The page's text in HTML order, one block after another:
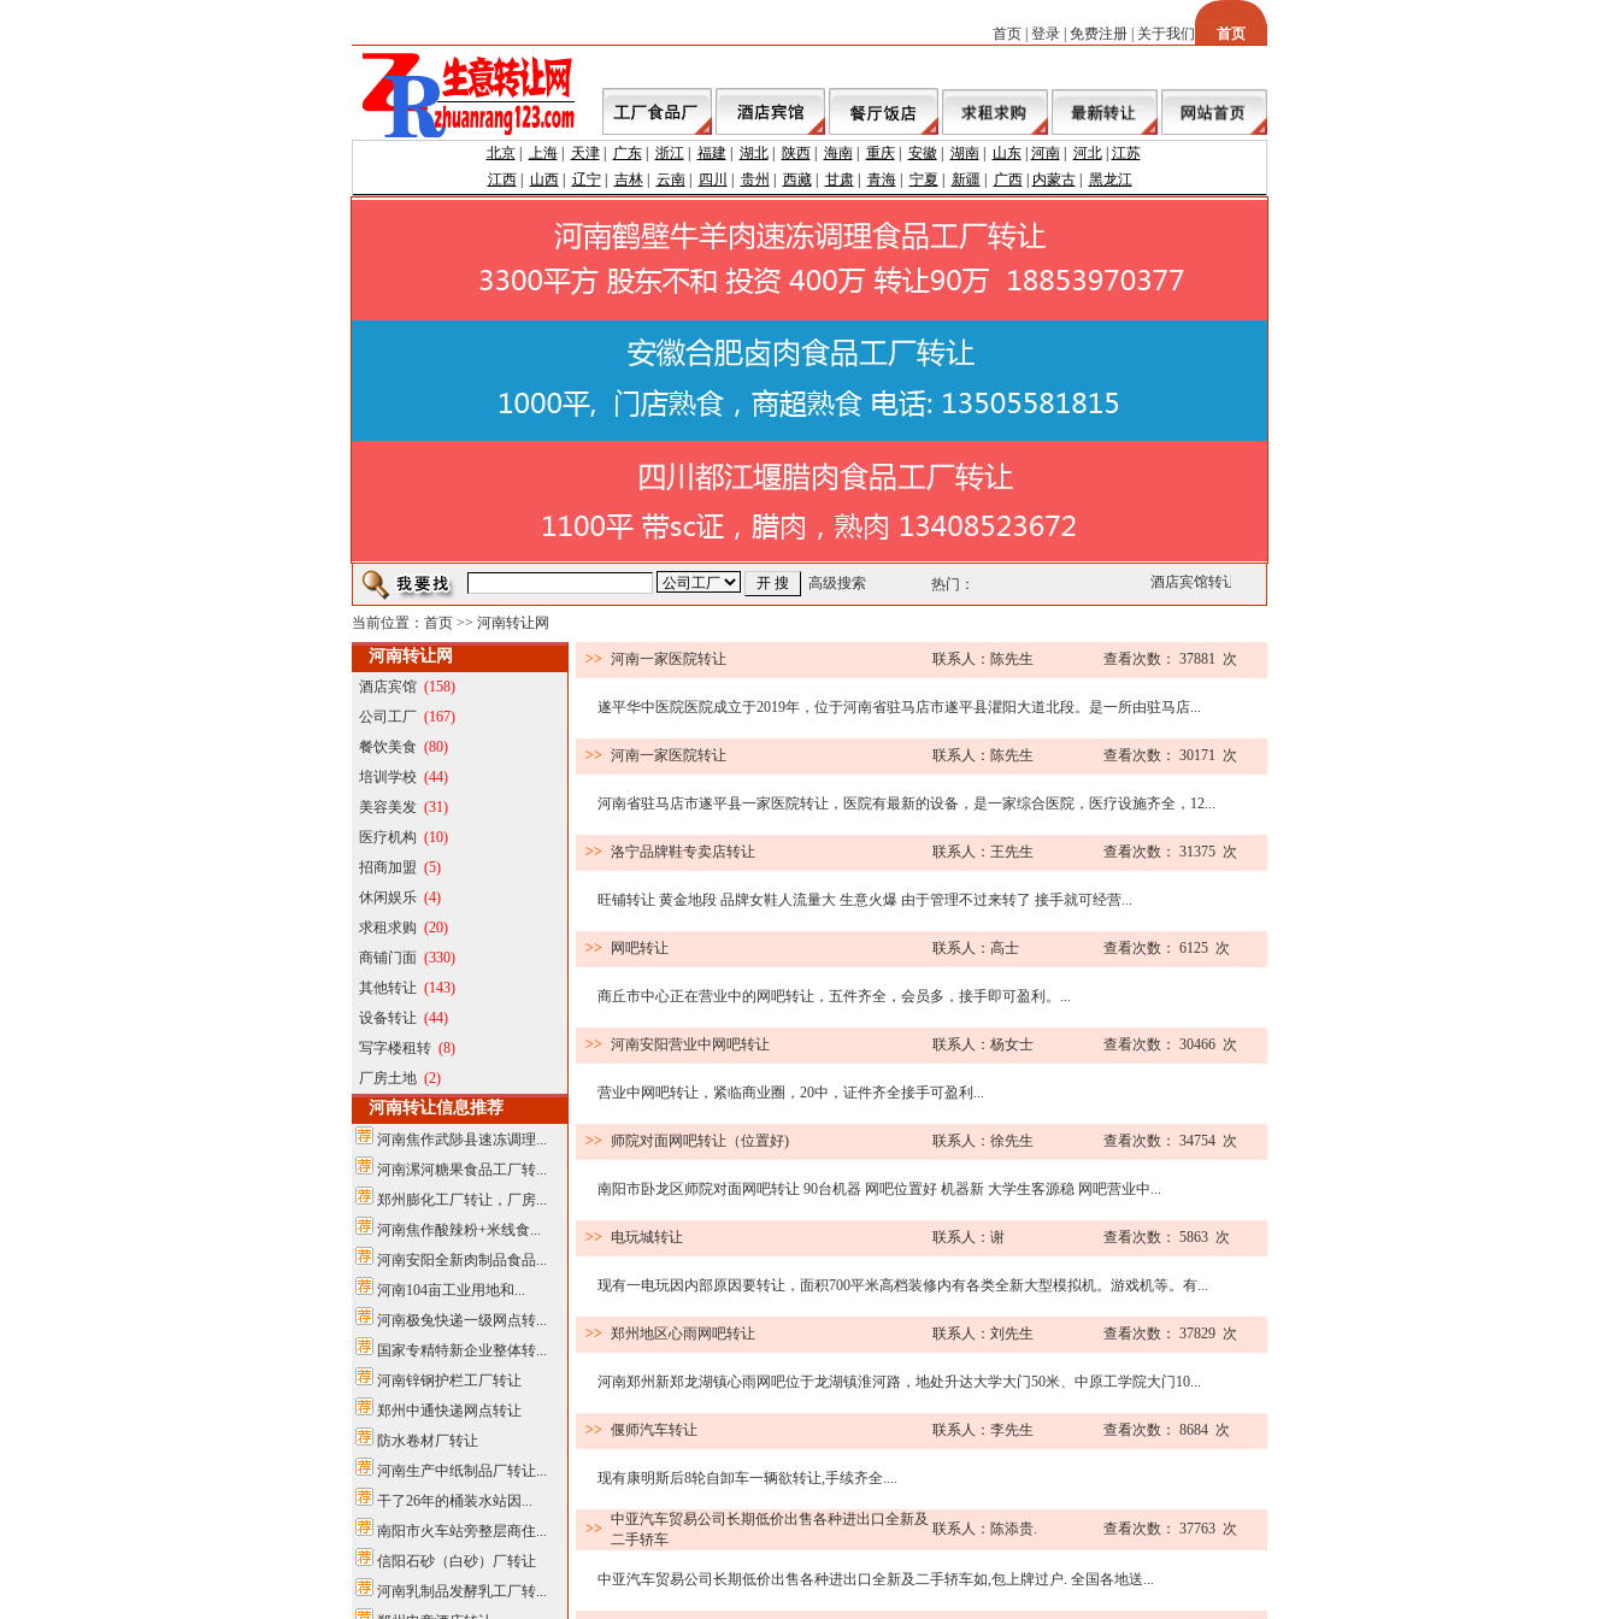
首页 登录 免费注册 关于我们 首页
北京| 上海| 天津| 广东| 浙江| 福建| 湖北| 陕西| 海南| 重庆| 安徽| 湖南| 山东| 河南| 河北| 江苏
江西| 山西| 辽宁| 吉林| 云南| 四川 贵州 西藏| 甘肃| 青海| 宁夏 新疆 广西| 内蒙古| 黑龙江
高级搜索 热门： 酒店宾馆转让
当前位置： 首页 >> 河南转让网
河南转让网
酒店宾馆 (158)
公司工厂 (167)
餐饮美食 (80)
培训学校 (44)
美容美发 (31)
医疗机构 (10)
招商加盟 (5)
休闲娱乐 (4)
求租求购 (20)
商铺门面 (330)
其他转让 (143)
设备转让 (44)
写字楼租转 (8)
厂房土地 (2)
河南转让信息推荐
河南焦作武陟县速冻调理...
河南漯河糖果食品工厂转...
郑州膨化工厂转让，厂房...
河南焦作酸辣粉+米线食...
河南安阳全新肉制品食品...
河南104亩工业用地和...
河南极兔快递一级网点转...
国家专精特新企业整体转...
河南锌钢护栏工厂转让
郑州中通快递网点转让
防水卷材厂转让
河南生产中纸制品厂转让...
干了26年的桶装水站因...
南阳市火车站旁整层商住...
信阳石砂（白砂）厂转让
河南乳制品发酵乳工厂转...
>> 河南一家医院转让 联系人：陈先生 查看次数： 37881 次
遂平华中医院医院成立于2019年，位于河南省驻马店市遂平县灈阳大道北段。是一所由驻马店...
>> 河南一家医院转让 联系人：陈先生 查看次数： 30171 次
河南省驻马店市遂平县一家医院转让，医院有最新的设备，是一家综合医院，医疗设施齐全，12...
>> 洛宁品牌鞋专卖店转让 联系人：王先生 查看次数： 31375 次
旺铺转让 黄金地段 品牌女鞋人流量大 生意火爆 由于管理不过来转了 接手就可经营...
>> 网吧转让 联系人：高士 查看次数： 6125 次
商丘市中心正在营业中的网吧转让，五件齐全，会员多，接手即可盈利。...
>> 河南安阳营业中网吧转让 联系人：杨女士 查看次数： 30466 次
营业中网吧转让，紧临商业圈，20中，证件齐全接手可盈利...
>> 师院对面网吧转让（位置好) 联系人：徐先生 查看次数： 34754 次
南阳市卧龙区师院对面网吧转让 90台机器 网吧位置好 机器新 大学生客源稳 网吧营业中...
>> 电玩城转让 联系人：谢 查看次数： 5863 次
现有一电玩因内部原因要转让，面积700平米高档装修内有各类全新大型模拟机。游戏机等。有...
>> 郑州地区心雨网吧转让 联系人：刘先生 查看次数： 37829 次
河南郑州新郑龙湖镇心雨网吧位于龙湖镇淮河路，地处升达大学大门50米、中原工学院大门10...
>> 偃师汽车转让 联系人：李先生 查看次数： 8684 次
现有康明斯后8轮自卸车一辆欲转让,手续齐全....
>>
中亚汽车贸易公司长期低价出售各种进出口全新及
二手轿车
联系人：陈添贵. 查看次数： 37763 次
中亚汽车贸易公司长期低价出售各种进出口全新及二手轿车如,包上牌过户. 全国各地送...